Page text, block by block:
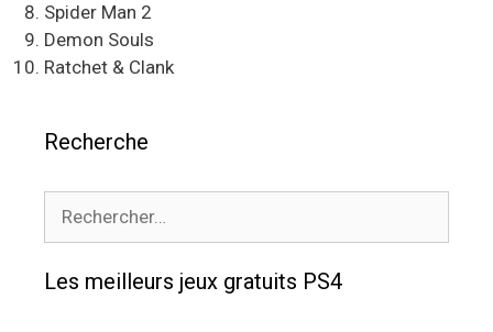
Spider Man 2
Demon Souls
Ratchet & Clank
Recherche
Les meilleurs jeux gratuits PS4